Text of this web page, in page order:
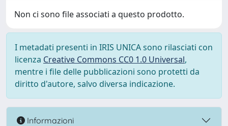
Non ci sono file associati a questo prodotto.
I metadati presenti in IRIS UNICA sono rilasciati con
licenza Creative Commons CC0 1.0 Universal,
mentre i file delle pubblicazioni sono protetti da
diritto d'autore, salvo diversa indicazione.
Informazioni